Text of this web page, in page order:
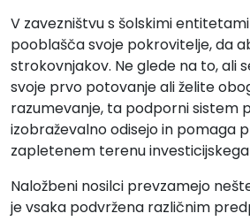
V zavezništvu s šolskimi
pooblašča svoje pokrovitelje, da
strokovnjakov. Ne glede na to, ali
svoje prvo potovanje ali želite
razumevanje, ta podporni sistem
izobraževalno odisejo in pomaga
zapletenem terenu
Naložbeni nosilci prevzamejo
je vsaka podvržena različnim